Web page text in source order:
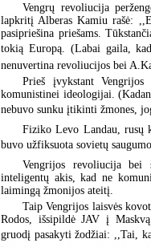
Vengrų revoliucija
lapkritį Alberas Kamiu rašė:
pasipriešina priešams.
tokią Europą. (Labai gaila,
nenuvertina revoliucijos bei
Prieš įvykstant Vengrijos
komunistinei ideologijai.
nebuvo sunku įtikinti žmones,
Fiziko Levo Landau, rusų
buvo užfiksuota sovietų
Vengrijos revoliucija bei
inteligentų akis, kad ne
laimingą žmonijos ateitį.
Taip Vengrijos laisvės
Rodos, išsipildė JAV į
gruodį pasakyti žodžiai: ,,Tai,